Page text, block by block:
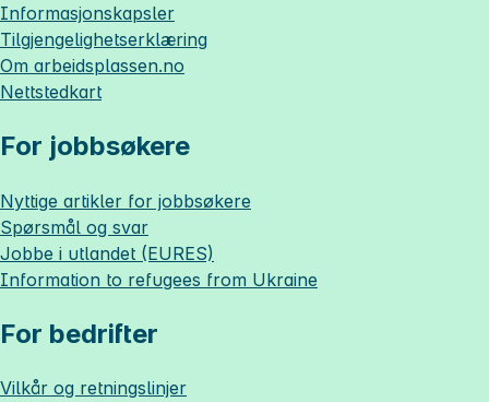
Informasjonskapsler
Tilgjengelighetserklæring
Om arbeidsplassen.no
Nettstedkart
For jobbsøkere
Nyttige artikler for jobbsøkere
Spørsmål og svar
Jobbe i utlandet (EURES)
Information to refugees from Ukraine
For bedrifter
Vilkår og retningslinjer